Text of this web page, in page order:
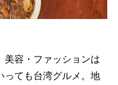
美容・ファッションは
っても台湾グルメ。地